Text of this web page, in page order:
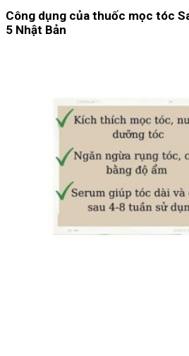
Công dụng của thuốc mọc tóc
5 Nhật Bản